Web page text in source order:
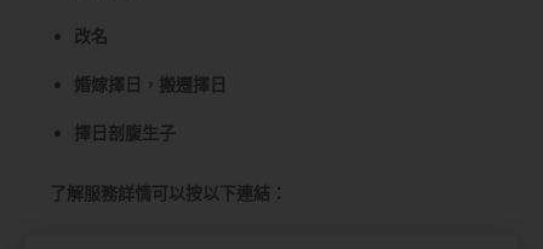
改名
婚嫁擇日，搬遷擇日
擇日剖腹生子
了解服務詳情可以按以下連結：